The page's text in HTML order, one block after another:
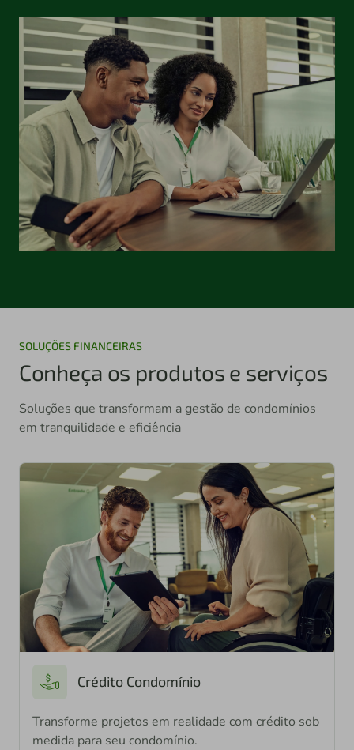
SOLUÇÕES FINANCEIRAS
Conheça os produtos e serviços
Soluções que transformam a gestão de condomínios
em tranquilidade e eficiência
Crédito Condomínio
Transforme projetos em realidade com crédito sob
medida para seu condomínio.